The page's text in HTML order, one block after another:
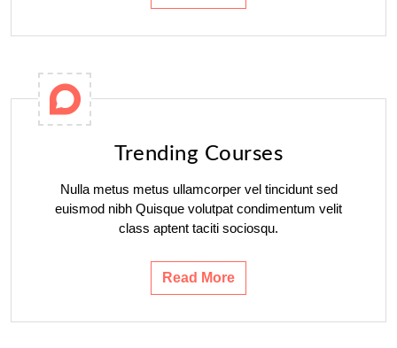
Trending Courses
Nulla metus metus ullamcorper vel tincidunt sed
euismod nibh Quisque volutpat condimentum velit
class aptent taciti sociosqu.
Read More